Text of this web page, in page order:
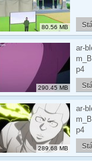
80.56 MB
290.45 MB
ar-
p4
289.68 MB
ar-
p4